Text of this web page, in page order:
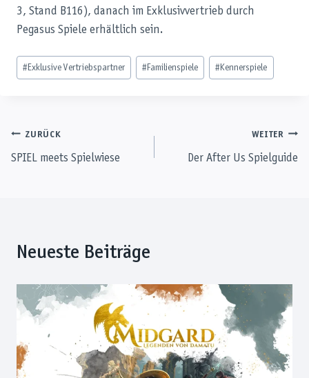
3, Stand B116), danach im Exklusivvertrieb durch
Pegasus Spiele erhältlich sein.
Schlagworte:
# Exklusive Vertriebspartner # Familienspiele # Kennerspiele
Beitragsnavigation
ZURÜCK
SPIEL meets Spielwiese
WEITER
Der After Us Spielguide
Neueste Beiträge